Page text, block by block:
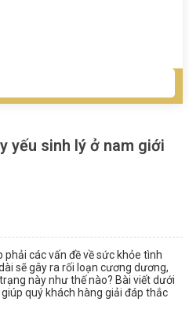
yếu sinh lý ở nam giới
các vấn đề về sức khỏe tình
sẽ gây ra rối loạn cương dương,
này như thế nào? Bài viết dưới
giúp quý khách hàng giải đáp thắc